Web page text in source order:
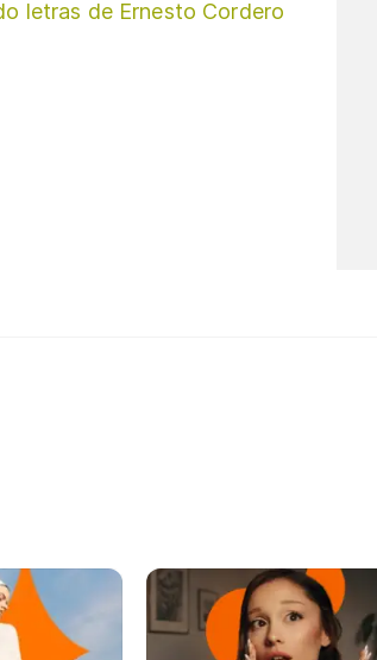
letras de Ernesto Cordero